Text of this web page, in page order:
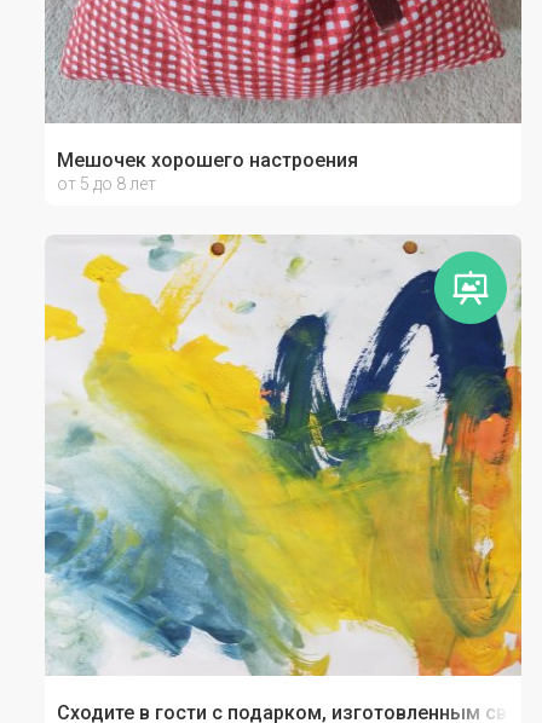
Мешочек хорошего настроения
от 5 до 8 лет
Сходите в гости с подарком, изготовленным